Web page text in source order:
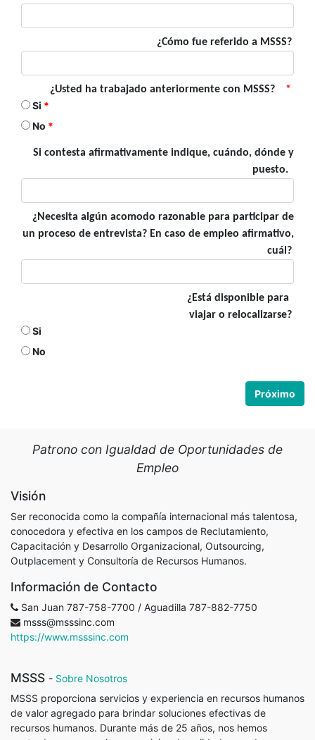
¿Cómo fue referido a MSSS?
¿Usted ha trabajado anteriormente con MSSS? *
Si
No
Si contesta afirmativamente indique, cuándo, dónde y
puesto.
¿Necesita algún acomodo razonable para participar de
un proceso de entrevista? En caso de empleo afirmativo,
cuál?
¿Está disponible para
viajar o relocalizarse?
Si
No
Próximo
Patrono con Igualdad de Oportunidades de
Empleo
Visión
Ser reconocida como la compañía internacional más talentosa,
conocedora y efectiva en los campos de Reclutamiento,
Capacitación y Desarrollo Organizacional, Outsourcing,
Outplacement y Consultoría de Recursos Humanos.
Información de Contacto
San Juan 787-758-7700 / Aguadilla 787-882-7750
msss@msssinc.com
https://www.msssinc.com
MSSS - Sobre Nosotros
MSSS proporciona servicios y experiencia en recursos humanos
de valor agregado para brindar soluciones efectivas de
recursos humanos. Durante más de 25 años, nos hemos